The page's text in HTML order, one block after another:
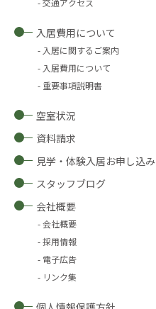
交通アクセス
入居費用について
入居に関するご案内
入居費用について
重要事項説明書
空室状況
資料請求
見学・体験入居お申し込み
スタッフブログ
会社概要
会社概要
採用情報
電子広告
リンク集